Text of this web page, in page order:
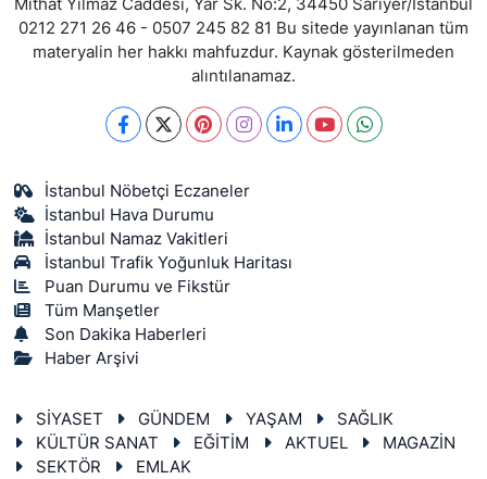
Mithat Yılmaz Caddesi, Yar Sk. No:2, 34450 Sarıyer/İstanbul
0212 271 26 46 - 0507 245 82 81 Bu sitede yayınlanan tüm
materyalin her hakkı mahfuzdur. Kaynak gösterilmeden
alıntılanamaz.
İstanbul Nöbetçi Eczaneler
İstanbul Hava Durumu
İstanbul Namaz Vakitleri
İstanbul Trafik Yoğunluk Haritası
Puan Durumu ve Fikstür
Tüm Manşetler
Son Dakika Haberleri
Haber Arşivi
SİYASET GÜNDEM YAŞAM
SAĞLIK
KÜLTÜR SANAT
EĞİTİM AKTUEL
MAGAZİN
SEKTÖR
EMLAK